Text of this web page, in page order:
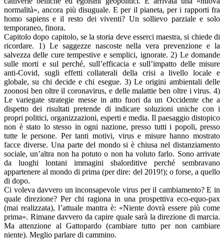
normalità», ancora più disuguale. E per il pianeta, per i rapporti fra
homo sapiens e il resto dei viventi? Un sollievo parziale e solo
temporaneo, finora.
Capitolo dopo capitolo, se la storia deve esserci maestra, si chiede di
ricordare. 1) Le saggezze nascoste nella vera prevenzione e la
salvezza delle cure tempestive e semplici, ignorate. 2) Le domande
sulle morti e sul perché, sull’efficacia e sull’impatto delle misure
anti-Covid, sugli effetti collaterali della crisi a livello locale e
globale, su chi decide e chi esegue. 3) Le origini ambientali delle
zoonosi ben oltre il coronavirus, e delle malattie ben oltre i virus. 4)
Le variegate strategie messe in atto fuori da un Occidente che a
dispetto dei risultati pretende di indicare soluzioni uniche con i
propri politici, organizzazioni, esperti e media. Il paesaggio distopico
non è stato lo stesso in ogni nazione, presso tutti i popoli, presso
tutte le persone. Per tanti motivi, virus e misure hanno mostrato
facce diverse. Una parte del mondo si è chiusa nel distanziamento
sociale, un’altra non ha potuto o non ha voluto farlo. Sono arrivate
da luoghi lontani immagini sbalorditive perché sembravano
appartenere al mondo di prima (per dire: del 2019!); o forse, a quello
di dopo.
Ci voleva davvero un inconsapevole virus per il cambiamento? E in
quale direzione? Per chi ragiona in una prospettiva eco-equo-pax
(mai realizzata), l’attuale mantra è: «Niente dovrà essere più come
prima». Rimane davvero da capire quale sarà la direzione di marcia.
Ma attenzione al Gattopardo (cambiare tutto per non cambiare
niente). Meglio parlare di cammino.